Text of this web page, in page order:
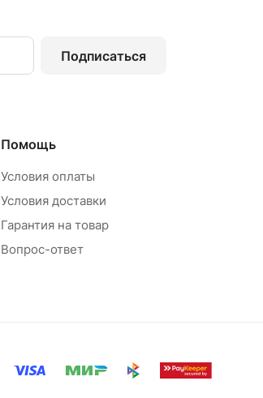
Подписаться
Помощь
Условия оплаты
Условия доставки
Гарантия на товар
Вопрос-ответ